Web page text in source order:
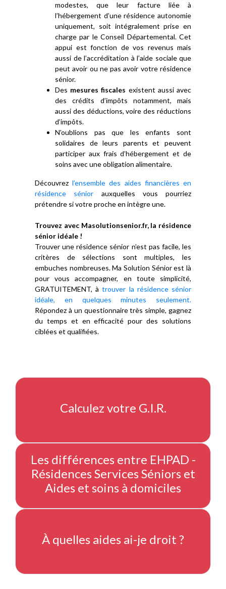
modestes, que leur facture liée à
l’hébergement d’une résidence autonomie
uniquement, soit intégralement prise en
charge par le Conseil Départemental. Cet
appui est fonction de vos revenus mais
aussi de l’accréditation à l’aide sociale que
peut avoir ou ne pas avoir votre résidence
sénior.
Des mesures fiscales existent aussi avec
des crédits d’impôts notamment, mais
aussi des déductions, voire des réductions
d’impôts.
N’oublions pas que les enfants sont
solidaires de leurs parents et peuvent
participer aux frais d’hébergement et de
soins avec une obligation alimentaire.
Découvrezl’ensemble des aides financières en
résidence sénior auxquelles vous pourriez
prétendre si votre proche en intègre une.
Trouvez avec Masolutionsenior.fr, la résidence
sénior idéale !
Trouver une résidence sénior n’est pas facile, les
critères de sélections sont multiples, les
embuches nombreuses. Ma Solution Sénior est là
pour vous accompagner, en toute simplicité,
GRATUITEMENT, àtrouver la résidence sénior
idéale, en quelques minutes seulement.
Répondez à un questionnaire très simple, gagnez
du temps et en efficacité pour des solutions
ciblées et qualifiées.
Calculez votre G.I.R.
Les différences entre EHPAD -
Résidences Services Séniors et
Aides et soins à domiciles
À quelles aides ai-je droit ?